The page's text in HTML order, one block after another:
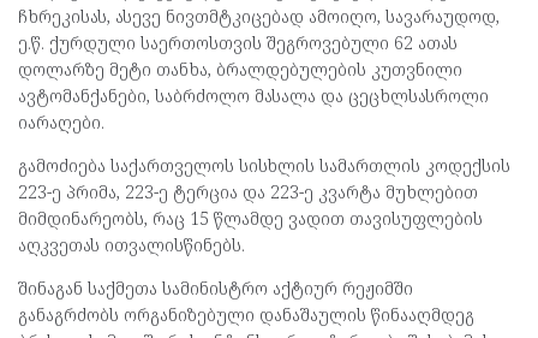
ჩხრეკისას, ასევე ნივთმტკიცებად ამოიღო, სავარაუდოდ,
ე.წ. ქურდული საერთოსთვის შეგროვებული 62 ათას
დოლარზე მეტი თანხა, ბრალდებულების კუთვნილი
ავტომანქანები, საბრძოლო მასალა და ცეცხლსასროლი
იარაღები.
გამოძიება საქართველოს სისხლის სამართლის კოდექსის
223-ე პრიმა, 223-ე ტერცია და 223-ე კვარტა მუხლებით
მიმდინარეობს, რაც 15 წლამდე ვადით თავისუფლების
აღკვეთას ითვალისწინებს.
შინაგან საქმეთა სამინისტრო აქტიურ რეჟიმში
განაგრძობს ორგანიზებული დანაშაულის წინააღმდეგ